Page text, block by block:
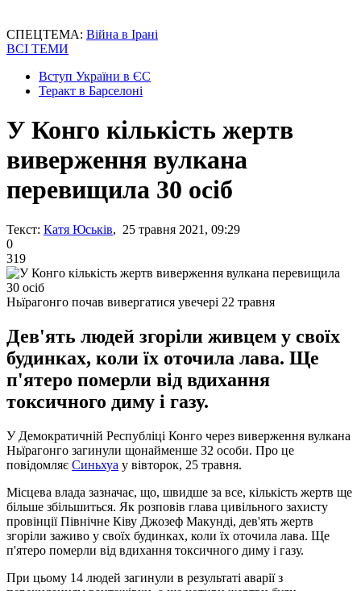
СПЕЦТЕМА: Війна в Ірані
ВСІ ТЕМИ
Вступ України в ЄС
Теракт в Барселоні
У Конго кількість жертв
виверження вулкана
перевищила 30 осіб
Текст: Катя Юськів, 25 травня 2021, 09:29
0
319
Ньїрагонго почав вивергатися увечері 22 травня
Дев'ять людей згоріли живцем у своїх
будинках, коли їх оточила лава. Ще
п'ятеро померли від вдихання
токсичного диму і газу.
У Демократичній Республіці Конго через виверження вулкана
Ньїрагонго загинули щонайменше 32 особи. Про це
повідомляє Синьхуа у вівторок, 25 травня.
Місцева влада зазначає, що, швидше за все, кількість жертв ще
більше збільшиться. Як розповів глава цивільного захисту
провінції Північне Ківу Джозеф Макунді, дев'ять жертв
згоріли заживо у своїх будинках, коли їх оточила лава. Ще
п'ятеро померли від вдихання токсичного диму і газу.
При цьому 14 людей загинули в результаті аварії з